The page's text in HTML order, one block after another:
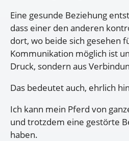
Eine gesunde Beziehung
dass einer den anderen
dort, wo beide sich gesehen
Kommunikation möglich ist
Druck, sondern aus
Das bedeutet auch, ehrlich
Ich kann mein Pferd von
und trotzdem eine gestörte
haben.